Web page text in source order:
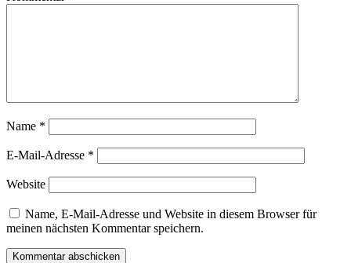
Name *
E-Mail-Adresse *
Website
Name, E-Mail-Adresse und Website in diesem Browser für
meinen nächsten Kommentar speichern.